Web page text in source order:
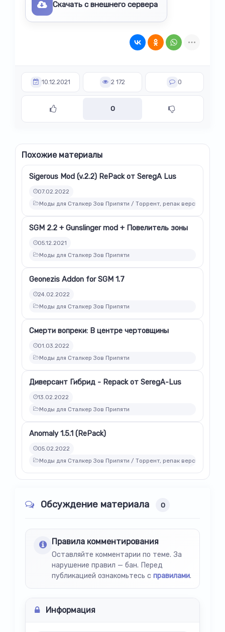
Скачать с внешнего сервера
10.12.2021 2 172 0
0
Похожие материалы
Sigerous Mod (v.2.2) RePack от SeregA Lus
07.02.2022
Моды для Сталкер Зов Припяти / Торрент, репак версии модов
SGM 2.2 + Gunslinger mod + Повелитель зоны
05.12.2021
Моды для Сталкер Зов Припяти
Geonezis Addon for SGM 1.7
24.02.2022
Моды для Сталкер Зов Припяти
Смерти вопреки: В центре чертовщины
01.03.2022
Моды для Сталкер Зов Припяти
Диверсант Гибрид - Repack от SeregA-Lus
13.02.2022
Моды для Сталкер Зов Припяти
Anomaly 1.5.1 (RePack)
05.02.2022
Моды для Сталкер Зов Припяти / Торрент, репак версии модов
Обсуждение материала 0
Правила комментирования
Оставляйте комментарии по теме. За
нарушение правил — бан. Перед
публикацией ознакомьтесь с правилами.
Информация